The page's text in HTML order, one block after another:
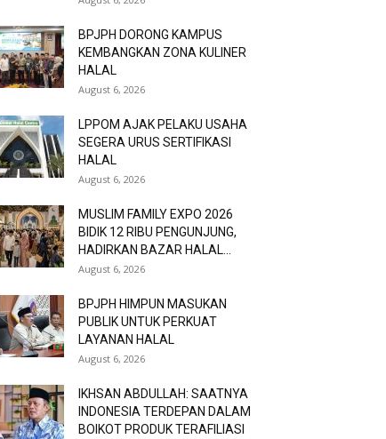
BPJPH DORONG KAMPUS
KEMBANGKAN ZONA KULINER
HALAL
August 6, 2026
LPPOM AJAK PELAKU USAHA
SEGERA URUS SERTIFIKASI
HALAL
August 6, 2026
MUSLIM FAMILY EXPO 2026
BIDIK 12 RIBU PENGUNJUNG,
HADIRKAN BAZAR HALAL...
August 6, 2026
BPJPH HIMPUN MASUKAN
PUBLIK UNTUK PERKUAT
LAYANAN HALAL
August 6, 2026
IKHSAN ABDULLAH: SAATNYA
INDONESIA TERDEPAN DALAM
BOIKOT PRODUK TERAFILIASI